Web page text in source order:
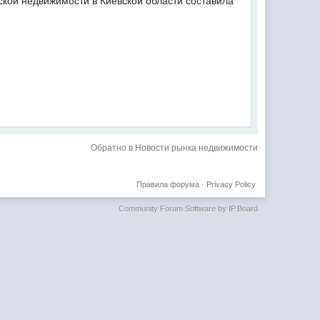
Обратно в Новости рынка недвижимости
Privacy Policy
Правила форума·
Community Forum Software by IP.Board